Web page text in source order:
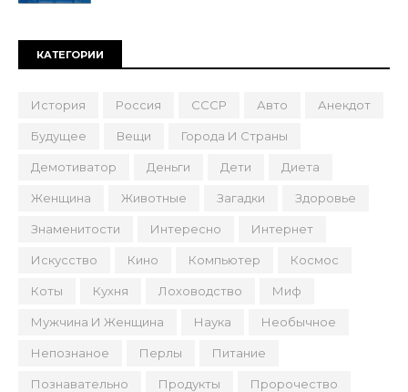
КАТЕГОРИИ
История Россия СССР Авто Анекдот
Будущее Вещи Города И Страны
Демотиватор Деньги Дети Диета
Женщина Животные Загадки Здоровье
Знаменитости Интересно Интернет
Искусство Кино Компьютер Космос
Коты Кухня Лоховодство Миф
Мужчина И Женщина Наука Необычное
Непознаное Перлы Питание
Познавательно Продукты Пророчество